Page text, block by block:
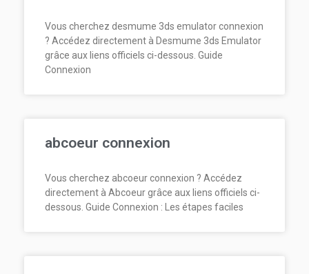
Vous cherchez desmume 3ds emulator connexion
? Accédez directement à Desmume 3ds Emulator
grâce aux liens officiels ci-dessous. Guide
Connexion
abcoeur connexion
Vous cherchez abcoeur connexion ? Accédez
directement à Abcoeur grâce aux liens officiels ci-
dessous. Guide Connexion : Les étapes faciles